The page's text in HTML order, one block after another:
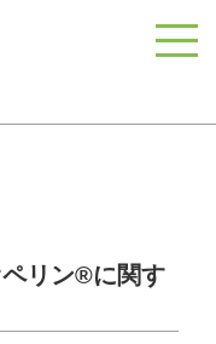
リン®に関す